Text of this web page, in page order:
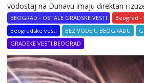
vodostaj na Dunavu imaju direktan i
BEOGRAD - OSTALE GRADSKE VESTI
Beograd -
Beogradske vesti
BEZ VODE U BEOGRADU
GRADSKE VESTI BEOGRAD